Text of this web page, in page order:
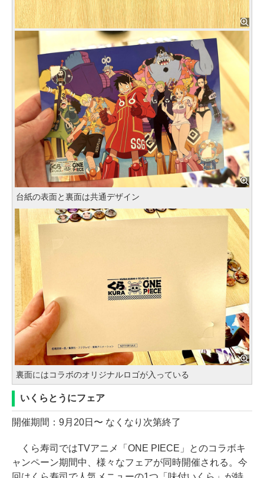
台紙の表面と裏面は共通デザイン
裏面にはコラボのオリジナルロゴが入っている
いくらとうにフェア
開催期間：9月20日〜 なくなり次第終了
くら寿司ではTVアニメ「ONE PIECE」とのコラボキ
ャンペーン期間中、様々なフェアが同時開催される。今